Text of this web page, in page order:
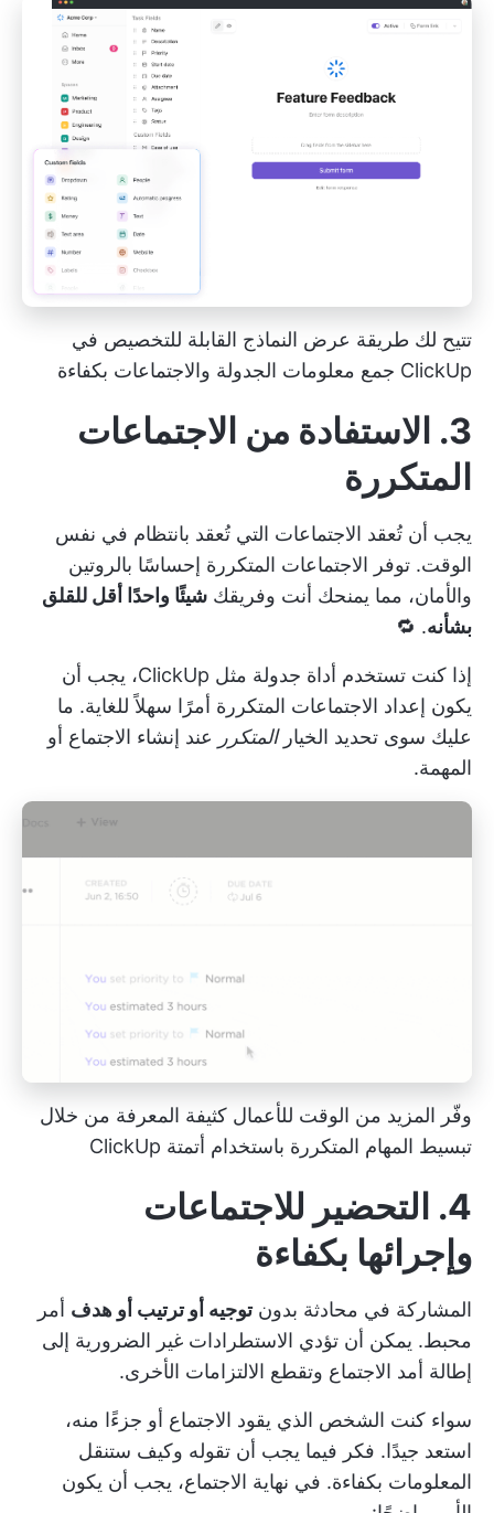
تتيح لك طريقة عرض النماذج القابلة للتخصيص في
ClickUp جمع معلومات الجدولة والاجتماعات بكفاءة
3. الاستفادة من الاجتماعات
المتكررة
يجب أن تُعقد الاجتماعات التي تُعقد بانتظام في نفس
الوقت. توفر الاجتماعات المتكررة إحساسًا بالروتين
والأمان، مما يمنحك أنت وفريقك شيئًا واحدًا أقل للقلق
بشأنه. 🔁
إذا كنت تستخدم أداة جدولة مثل ClickUp، يجب أن
يكون إعداد الاجتماعات المتكررة أمرًا سهلاً للغاية. ما
عليك سوى تحديد الخيارالمتكرر
عند إنشاء الاجتماع أو
المهمة.
وفّر المزيد من الوقت للأعمال كثيفة المعرفة من خلال
تبسيط المهام المتكررة باستخدام أتمتة ClickUp
4. التحضير للاجتماعات
وإجرائها بكفاءة
المشاركة في محادثة بدونتوجيه أو ترتيب أو هدف أمر
محبط. يمكن أن تؤدي الاستطرادات غير الضرورية إلى
إطالة أمد الاجتماع وتقطع الالتزامات الأخرى.
سواء كنت الشخص الذي يقود الاجتماع أو جزءًا منه،
استعد جيدًا. فكر فيما يجب أن تقوله وكيف ستنقل
المعلومات بكفاءة. في نهاية الاجتماع، يجب أن يكون